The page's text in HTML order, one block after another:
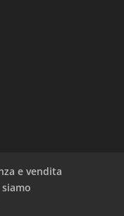
e vendita